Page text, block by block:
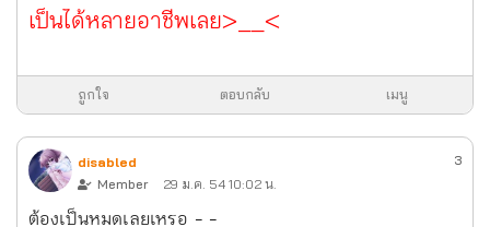
เป็นได้หลายอาชีพเลย>__<
ถูกใจ ตอบกลับ เมนู
disabled
Member
29 ม.ค. 54 10:02 น.
3
ต้องเป็นหมดเลยเหรอ - -